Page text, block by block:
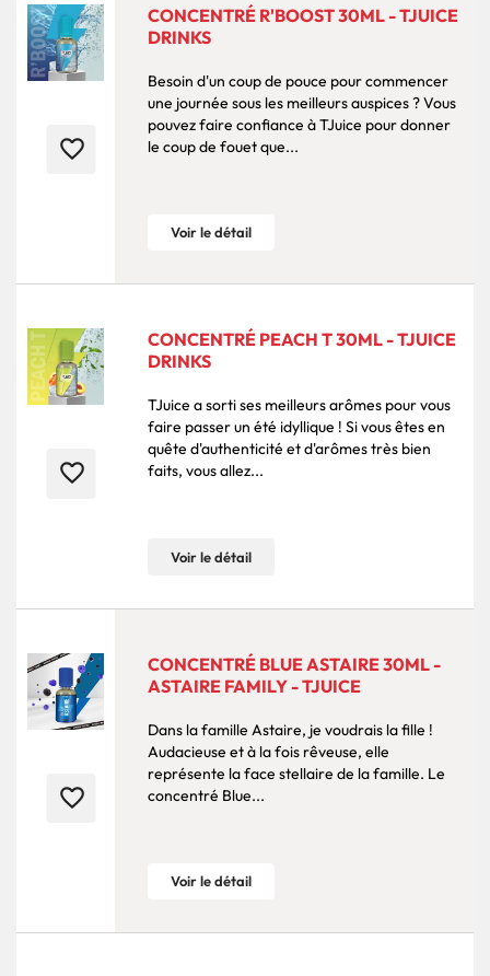
favorite_border
CONCENTRÉ R'BOOST 30ML - TJUICE
DRINKS
Besoin d'un coup de pouce pour commencer
une journée sous les meilleurs auspices ? Vous
pouvez faire confiance à TJuice pour donner
le coup de fouet que...
Voir le détail
favorite_border
CONCENTRÉ PEACH T 30ML - TJUICE
DRINKS
TJuice a sorti ses meilleurs arômes pour vous
faire passer un été idyllique ! Si vous êtes en
quête d'authenticité et d'arômes très bien
faits, vous allez...
Voir le détail
favorite_border
CONCENTRÉ BLUE ASTAIRE 30ML -
ASTAIRE FAMILY - TJUICE
Dans la famille Astaire, je voudrais la fille !
Audacieuse et à la fois rêveuse, elle
représente la face stellaire de la famille. Le
concentré Blue...
Voir le détail